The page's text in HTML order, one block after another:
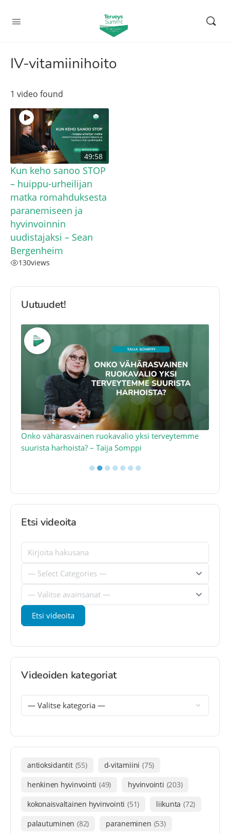
IV-vitamiinihoito
1 video found
49:58
Kun keho sanoo STOP
– huippu-urheilijan
matka romahduksesta
paranemiseen ja
hyvinvoinnin
uudistajaksi – Sean
Bergenheim
130views
Uutuudet!
Onko vähärasvainen ruokavalio yksi terveytemme
suurista harhoista? – Taija Somppi
●●●●●●●
Etsi videoita
Videoiden kategoriat
antioksidantit (55) d-vitamiini (75)
henkinen hyvinvointi (49) hyvinvointi (203)
kokonaisvaltainen hyvinvointi (51) liikunta (72)
palautuminen (82) paraneminen (53)